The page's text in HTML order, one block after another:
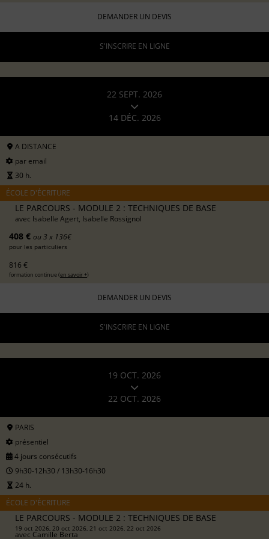
DEMANDER UN DEVIS
S'INSCRIRE EN LIGNE
22 SEPT. 2026
14 DÉC. 2026
A DISTANCE
par email
30 h.
ÉCOLE D'ÉCRITURE
LE PARCOURS - MODULE 2 : TECHNIQUES DE BASE
avec Isabelle Agert, Isabelle Rossignol
408 € ou 3 x 136€
pour les particuliers
816 €
formation continue (en savoir +)
DEMANDER UN DEVIS
S'INSCRIRE EN LIGNE
19 OCT. 2026
22 OCT. 2026
PARIS
présentiel
4 jours consécutifs
9h30-12h30 / 13h30-16h30
24 h.
ÉCOLE D'ÉCRITURE
LE PARCOURS - MODULE 2 : TECHNIQUES DE BASE
19 oct 2026, 20 oct 2026, 21 oct 2026, 22 oct 2026
avec Camille Berta